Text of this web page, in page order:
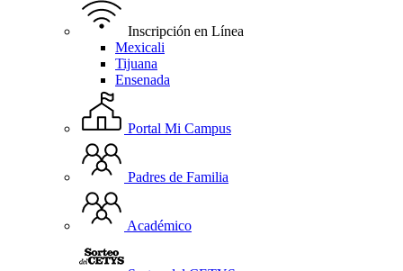
Inscripción en Línea
Mexicali
Tijuana
Ensenada
Portal Mi Campus
Padres de Familia
Académico